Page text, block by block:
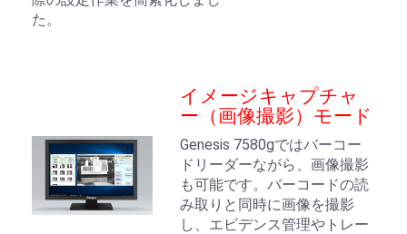
た。
イメージキャプチャ
ー（画像撮影）モード
Genesis 7580gではバーコー
ドリーダーながら、画像撮影
も可能です。バーコードの読
み取りと同時に画像を撮影
し、エビデンス管理やトレー